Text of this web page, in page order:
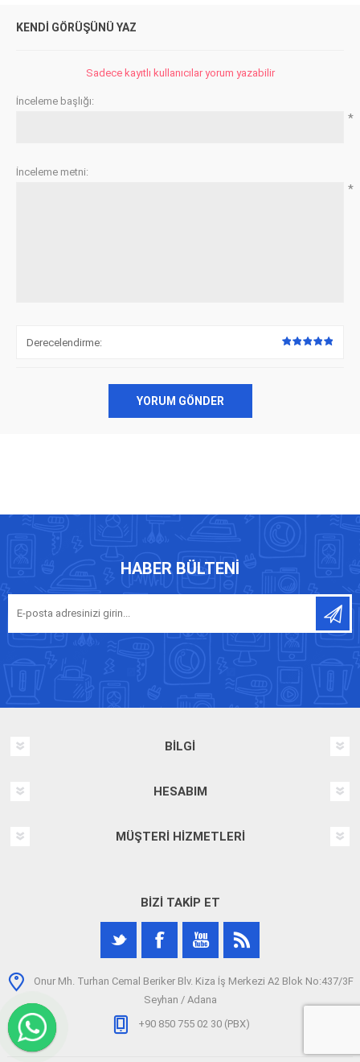
KENDI GÖRÜŞÜNÜ YAZ
Sadece kayıtlı kullanıcılar yorum yazabilir
İnceleme başlığı:
*
İnceleme metni:
*
Derecelendirme:
YORUM GÖNDER
HABER BÜLTENI
BILGI
HESABIM
MÜŞTERI HIZMETLERI
BIZI TAKIP ET
Onur Mh. Turhan Cemal Beriker Blv. Kiza İş Merkezi A2 Blok No:437/3F
Seyhan / Adana
+90 850 755 02 30 (PBX)